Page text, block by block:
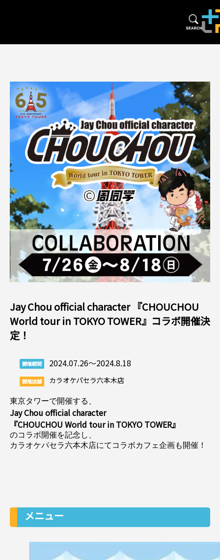
Jay Chou official character 『CHOUCHOU
World tour in TOKYO TOWER』コラボ開催決
定！
開催期間 2024.07.26～2024.8.18
開催店舗 カラオケパセラ六本木店
Jay Chou official character
のコラボ開催を記念し、
カラオケパセラ六本木店にてコラボカフェ企画も開催！
メニュー